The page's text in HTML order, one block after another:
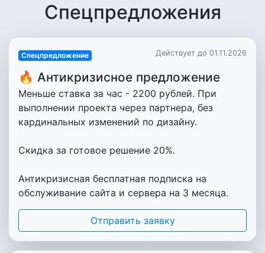
Спецпредложения
Действует до 01.11.2026
Спецпредложение
🔥 Антикризисное предложение
Меньше ставка за час - 2200 рублей. При
выполнении проекта через партнера, без
кардинальных изменений по дизайну.
Скидка за готовое решение 20%.
Антикризисная бесплатная подписка на
обслуживание сайта и сервера на 3 месяца.
Отправить заявку